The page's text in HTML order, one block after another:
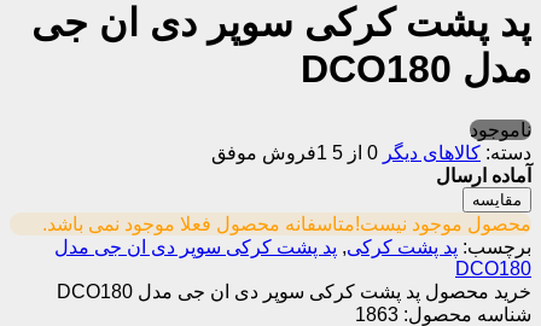
پد پشت کرکی سوپر دی ان جی
مدل DCO180
ناموجود
دسته: کالاهای دیگر 0 از 5
1فروش موفق
آماده ارسال
مقایسه
محصول موجود نیست!متاسفانه محصول فعلا موجود نمی باشد.
برچسب: پد پشت کرکی, پد پشت کرکی سوپر دی ان جی مدل
DCO180
خرید محصول پد پشت کرکی سوپر دی ان جی مدل DCO180
شناسه محصول: 1863